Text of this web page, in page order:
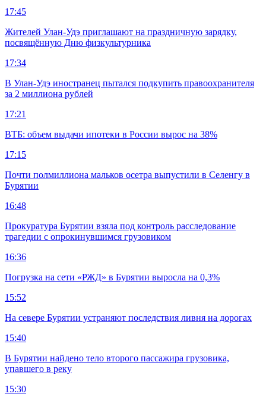
17:45
Жителей Улан-Удэ приглашают на праздничную зарядку,
посвящённую Дню физкультурника
17:34
В Улан-Удэ иностранец пытался подкупить правоохранителя
за 2 миллиона рублей
17:21
ВТБ: объем выдачи ипотеки в России вырос на 38%
17:15
Почти полмиллиона мальков осетра выпустили в Селенгу в
Бурятии
16:48
Прокуратура Бурятии взяла под контроль расследование
трагедии с опрокинувшимся грузовиком
16:36
Погрузка на сети «РЖД» в Бурятии выросла на 0,3%
15:52
На севере Бурятии устраняют последствия ливня на дорогах
15:40
В Бурятии найдено тело второго пассажира грузовика,
упавшего в реку
15:30